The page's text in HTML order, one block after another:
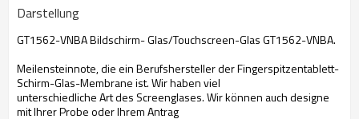
Darstellung
GT1562-VNBA Bildschirm- Glas/Touchscreen-Glas GT1562-VNBA.
Meilensteinnote, die ein Berufshersteller der Fingerspitzentablett-
Schirm-Glas-Membrane ist. Wir haben viel
unterschiedliche Art des Screenglases. Wir können auch designe
mit Ihrer Probe oder Ihrem Antrag